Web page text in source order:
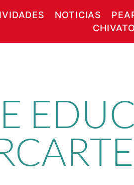
NOTICIAS